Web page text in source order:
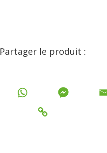
Partager le produit :